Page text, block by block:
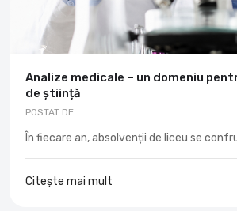
Analize medicale – un domeniu
de știință
POSTAT DE
În fiecare an, absolvenții de liceu se
Citește mai mult